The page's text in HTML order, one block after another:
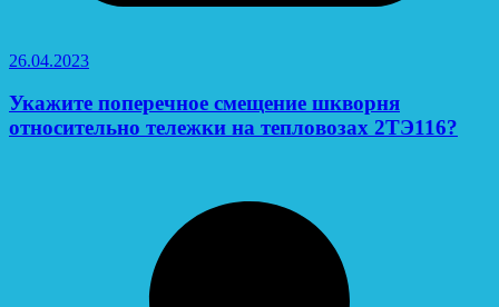
26.04.2023
Укажите поперечное смещение шкворня
относительно тележки на тепловозах 2ТЭ116?